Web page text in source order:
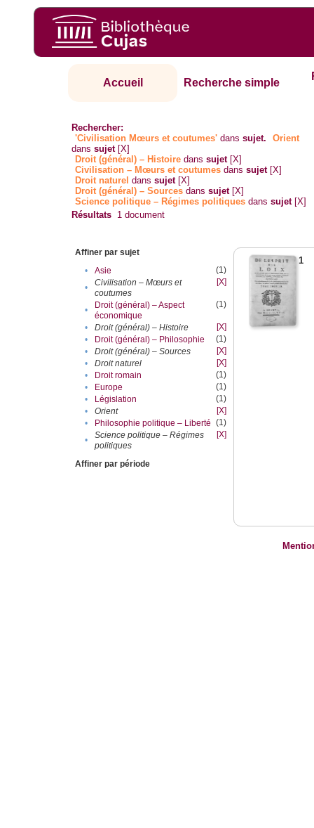
Accueil Recherche simple
Rechercher:
'Civilisation Mœurs et coutumes' danssujet.
Orient
danssujet [X]
Droit (général) – Histoire danssujet [X]
Civilisation – Mœurs et coutumes danssujet [X]
Droit naturel danssujet [X]
Droit (général) – Sources danssujet [X]
Science politique – Régimes politiques danssujet [X]
Résultats 1 document
Affiner par sujet
•
Asie
(1)
•
Civilisation – Mœurs et
coutumes
[X]
•
Droit (général) – Aspect
économique
(1)
• Droit (général) – Histoire
[X]
•
Droit (général) – Philosophie
(1)
•
Droit (général) – Sources
[X]
•
Droit naturel
[X]
•
Droit romain
(1)
•
Europe
(1)
•
Législation
(1)
•
Orient
[X]
•
Philosophie politique – Liberté (1)
•
Science politique – Régimes
politiques
[X]
Affiner par période
1